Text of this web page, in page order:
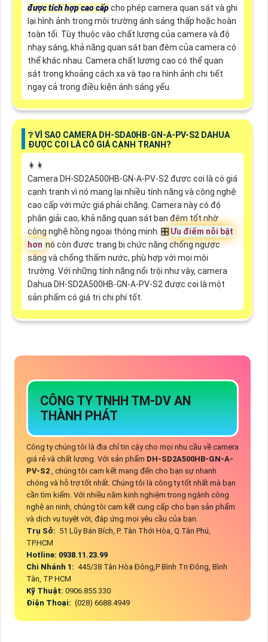
được tích hợp cao cấpcho phép camera quan sát và ghi
lại hình ảnh trong môi trường ánh sáng thấp hoặc hoàn
toàn tối. Tùy thuộc vào chất lượng của camera và độ
nhạy sáng, khả năng quan sát ban đêm của camera có
thể khác nhau. Camera chất lượng cao có thể quan
sát trong khoảng cách xa và tạo ra hình ảnh chi tiết
ngay cả trong điều kiện ánh sáng yếu.
❔ VÌ SAO CAMERA DH-SDA0HB-GN-A-PV-S2 DAHUA
ĐƯỢC COI LÀ CÓ GIÁ CẠNH TRANH?
️👩‍👩
Camera DH-SD2A500HB-GN-A-PV-S2 được coi là có giá
cạnh tranh vì nó mang lại nhiều tính năng và công nghệ
cao cấp với mức giá phải chăng. Camera này có độ
phân giải cao, khả năng quan sát ban đêm tốt nhờ
công nghệ hồng ngoại thông minh. 🎛 Ưu điểm nỗi bật
hơn nó còn được trang bị chức năng chống ngược
sáng và chống thấm nước, phù hợp với mọi môi
trường. Với những tính năng nổi trội như vậy, camera
Dahua DH-SD2A500HB-GN-A-PV-S2 được coi là một
sản phẩm có giá trị chi phí tốt.
CÔNG TY TNHH TM-DV AN
THÀNH PHÁT
Công ty chúng tôi là địa chỉ tin cậy cho mọi nhu cầu về camera
giá rẻ và chất lượng. Với sản phẩm DH-SD2A500HB-GN-A-
PV-S2 , chúng tôi cam kết mang đến cho bạn sự nhanh
chóng và hỗ trợ tốt nhất. Chúng tôi là công ty tốt nhất mà bạn
cần tìm kiếm. Với nhiều năm kinh nghiệm trong ngành công
nghệ an ninh, chúng tôi cam kết cung cấp cho bạn sản phẩm
và dịch vụ tuyệt vời, đáp ứng mọi yêu cầu của bạn.
Trụ Sở: 51 Lũy Bán Bích, P. Tân Thới Hòa, Q.Tân Phú,
TP.HCM
Hotline: 0938.11.23.99
Chi Nhánh 1: 445/38 Tân Hòa Đông,P Bình Trị Đông, Bình
Tân, TP HCM
Kỹ Thuật: 0906.855.330
Điện Thoại: (028) 6688.4949